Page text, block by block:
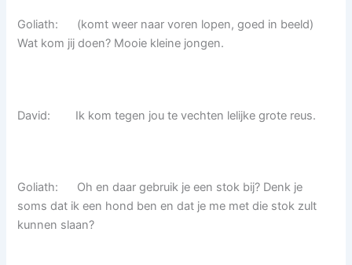
Goliath: (komt weer naar voren lopen, goed in beeld)
Wat kom jij doen? Mooie kleine jongen.
David: Ik kom tegen jou te vechten lelijke grote reus.
Goliath: Oh en daar gebruik je een stok bij? Denk je
soms dat ik een hond ben en dat je me met die stok zult
kunnen slaan?